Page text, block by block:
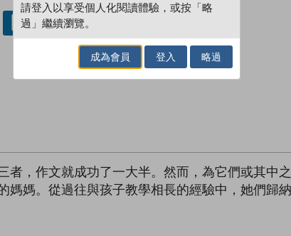
借閱實體書
，作文就成功了一大半。然而，為它們或其中
媽媽。從過往與孩子教學相長的經驗中，她們歸
請登入以享受個人化閱讀體驗，或按「略
過」繼續瀏覽。
成為會員 登入 略過